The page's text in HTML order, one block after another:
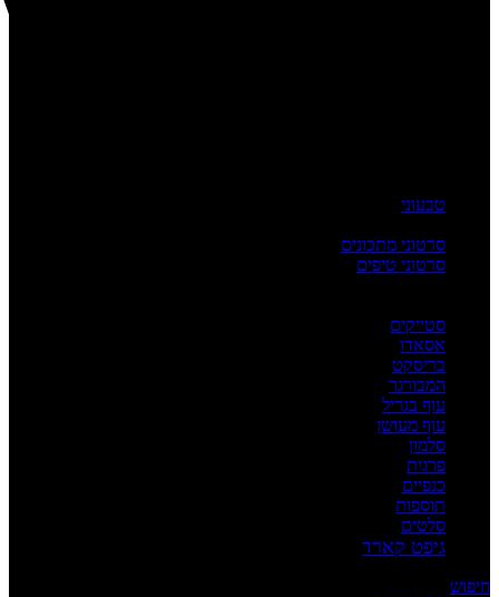
טבעוני
סרטוני מתכונים
סרטוני טיפים
סטייקים
אסאדו
בריסקט
המבורגר
עוף בגריל
עוף מעושן
סלמון
פרגית
כנפיים
תוספות
סלטים
גיפט קארד
חיפוש